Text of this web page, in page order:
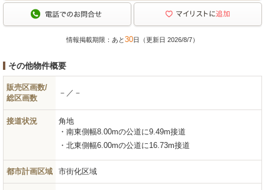
情報掲載期限：あと30日（更新日 2026/8/7）
その他物件概要
販売区画数/
総区画数
－／－
接道状況
角地
南東側幅8.00mの公道に9.49m接道
北東側幅6.00mの公道に16.73m接道
都市計画区域 市街化区域